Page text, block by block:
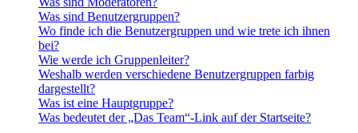
Was sind Benutzergruppen?
Wo finde ich die Benutzergruppen und wie trete ich ihnen
bei?
Wie werde ich Gruppenleiter?
Weshalb werden verschiedene Benutzergruppen farbig
dargestellt?
Was ist eine Hauptgruppe?
Was bedeutet der „Das Team“-Link auf der Startseite?